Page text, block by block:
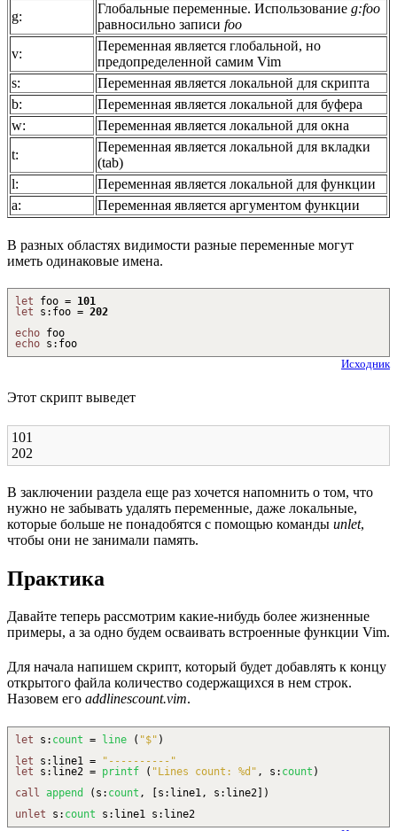
g:
Глобальные переменные. Использование g:foo
равносильно записи foo
v:
Переменная является глобальной, но
предопределенной самим Vim
s:
Переменная является локальной для скрипта
b:
Переменная является локальной для буфера
w:
Переменная является локальной для окна
t:
Переменная является локальной для вкладки
(tab)
l:
Переменная является локальной для функции
a:
Переменная является аргументом функции
В разных областях видимости разные переменные могут
иметь одинаковые имена.
let foo = 101
let s : foo = 202
echo foo
echo s : foo
Исходник
Этот скрипт выведет
101
202
В заключении раздела еще раз хочется напомнить о том, что
нужно не забывать удалять переменные, даже локальные,
которые больше не понадобятся с помощью команды unlet,
чтобы они не занимали память.
Практика
Давайте теперь рассмотрим какие-нибудь более жизненные
примеры, а за одно будем осваивать встроенные функции Vim.
Для начала напишем скрипт, который будет добавлять к концу
открытого файла количество содержащихся в нем строк.
Назовем его addlinescount.vim.
let s : count = line ( "$" )
let s : line1 =
"----------"
let s : line2 = printf ( "Lines count: %d" , s : count )
call
append ( s : count , [s : line1, s : line2] )
unlet s : count s : line1 s : line2